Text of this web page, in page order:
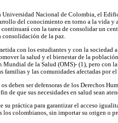
Universidad Nacional de Colombia, el
del conocimiento en torno a la vida y
con la tarea de consolidar un
de la paz.
con los estudiantes y con la sociedad
la salud y el bienestar de la
de la Salud (OMS)- (1), pero con
y las comunidades afectadas por
deben ser defensoras de los Derechos
de que sus necesidades en salud sean
su práctica para garantizar el acceso
colombianos, sin importar su origen o